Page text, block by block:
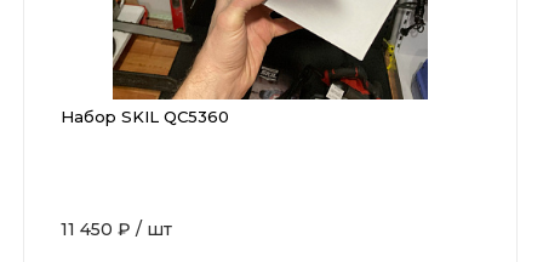
Набор SKIL QC5360
11 450 ₽ / шт